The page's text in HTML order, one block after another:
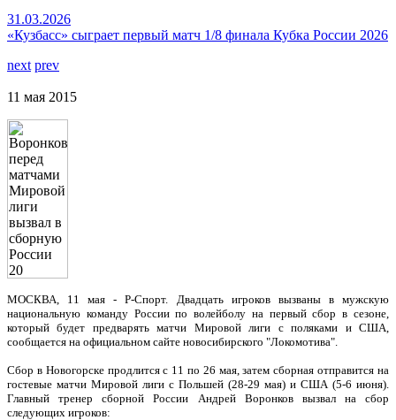
31.03.2026
«Кузбасс» сыграет первый матч 1/8 финала Кубка России 2026
next prev
11 мая 2015
МОСКВА, 11 мая - Р-Спорт. Двадцать игроков вызваны в мужскую
национальную команду России по волейболу на первый сбор в сезоне,
который будет предварять матчи Мировой лиги с поляками и США,
сообщается на официальном сайте новосибирского "Локомотива".
Сбор в Новогорске продлится с 11 по 26 мая, затем сборная отправится на
гостевые матчи Мировой лиги с Польшей (28-29 мая) и США (5-6 июня).
Главный тренер сборной России Андрей Воронков вызвал на сбор
следующих игроков: